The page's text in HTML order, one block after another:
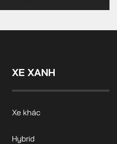
XE XANH
Xe khác
Hybrid